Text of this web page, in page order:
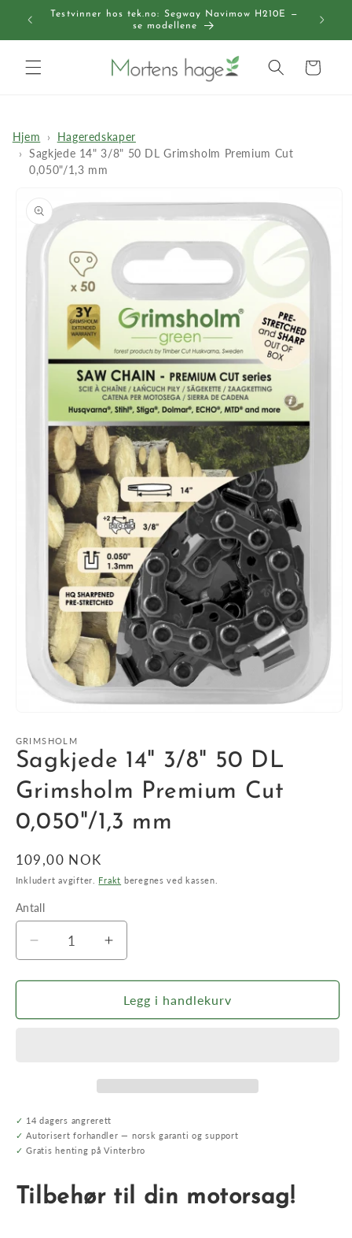
til
Testvinner hos tek.no: Segway Navimow H210E —
se modellene
Handlekurv
Hjem
Hageredskaper
Sagkjede 14" 3/8" 50 DL Grimsholm Premium Cut
0,050"/1,3 mm
1
i
modal
GRIMSHOLM
Sagkjede 14" 3/8" 50 DL
Grimsholm Premium Cut
0,050"/1,3 mm
Vanlig
pris
109,00 NOK
Inkludert avgifter. Frakt beregnes ved kassen.
Antall
Antall
antallet
for
14&quot;
Cut
0,050&quot;/1,3
mm
Øk
antallet
for
Sagkjede
14&quot;
Cut
0,050&quot;/1,3
mm
Legg i handlekurv
✓ 14 dagers angrerett
✓ Autorisert forhandler — norsk garanti og support
✓ Gratis henting på Vinterbro
Tilbehør til din motorsag!